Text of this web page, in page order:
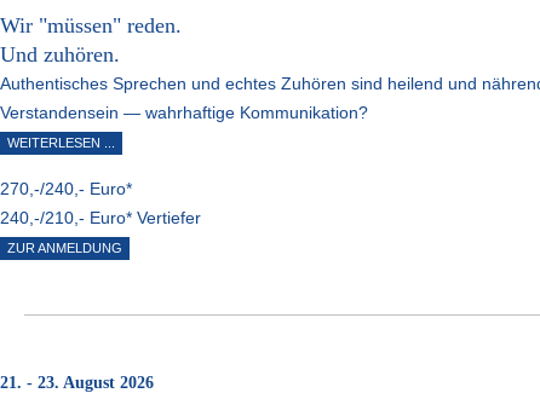
Wir "müssen" reden.
Und zuhören.
Authentisches Sprechen und echtes Zuhören sind heilend und
Verstandensein — wahrhaftige Kommunikation?
WEITERLESEN ...
270,-/240,- Euro*
240,-/210,- Euro* Vertiefer
ZUR ANMELDUNG
21. - 23. August 2026